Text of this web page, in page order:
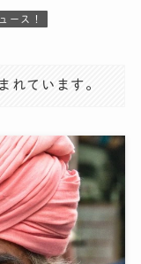
ース！
れています。